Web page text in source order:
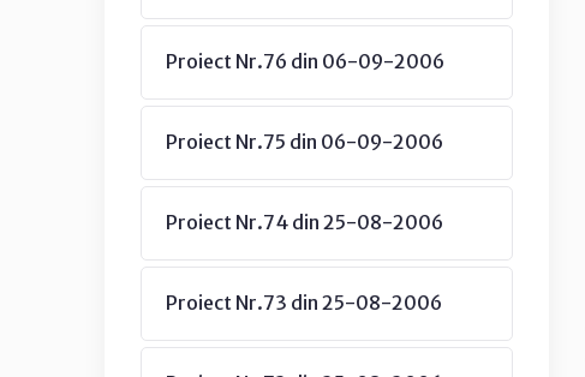
Proiect Nr.76 din 06-09-2006
Proiect Nr.75 din 06-09-2006
Proiect Nr.74 din 25-08-2006
Proiect Nr.73 din 25-08-2006